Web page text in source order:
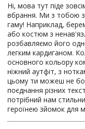
Ні, мова тут піде
вбрання. Ми з тобою
гаму! Наприклад,
або костюм з
розбавляємо його
легким кардиганом.
основного кольору
ніжний аутфіт, з
цьому ти можеш не
поєднання різних
потрібний нам
героїнею зйомок для